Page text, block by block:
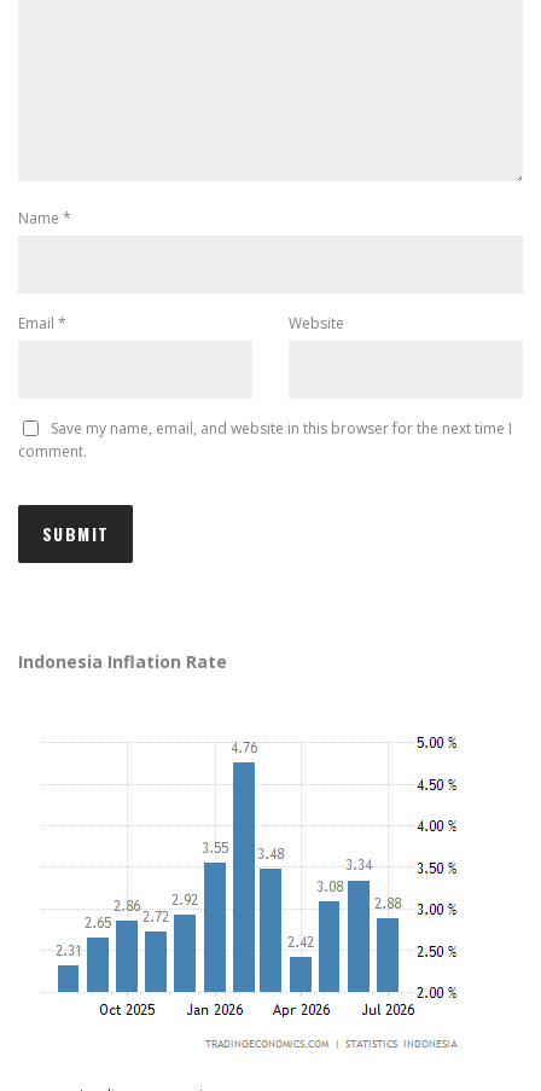
Name *
Email * Website
Save my name, email, and website in this browser for the next time I
comment.
Indonesia Inflation Rate